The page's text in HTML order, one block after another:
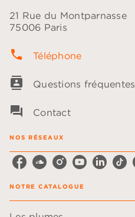
21 Rue du Montparnasse
75006 Paris
phone Téléphone
contacts Questions fréquentes
question_answer Contact
NOS RÉSEAUX
NOTRE CATALOGUE